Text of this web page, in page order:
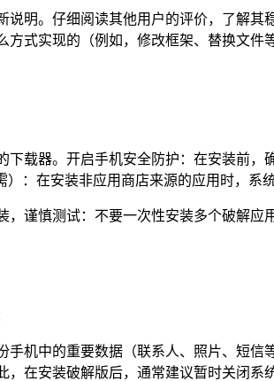
明。仔细阅读其他用户的评价，了解
式实现的（例如，修改框架、替换文件
载器。开启手机安全防护：在安装前
：在安装非应用商店来源的应用时，系
谨慎测试：不要一次性安装多个破解
机中的重要数据（联系人、照片、短
在安装破解版后，通常建议暂时关闭系